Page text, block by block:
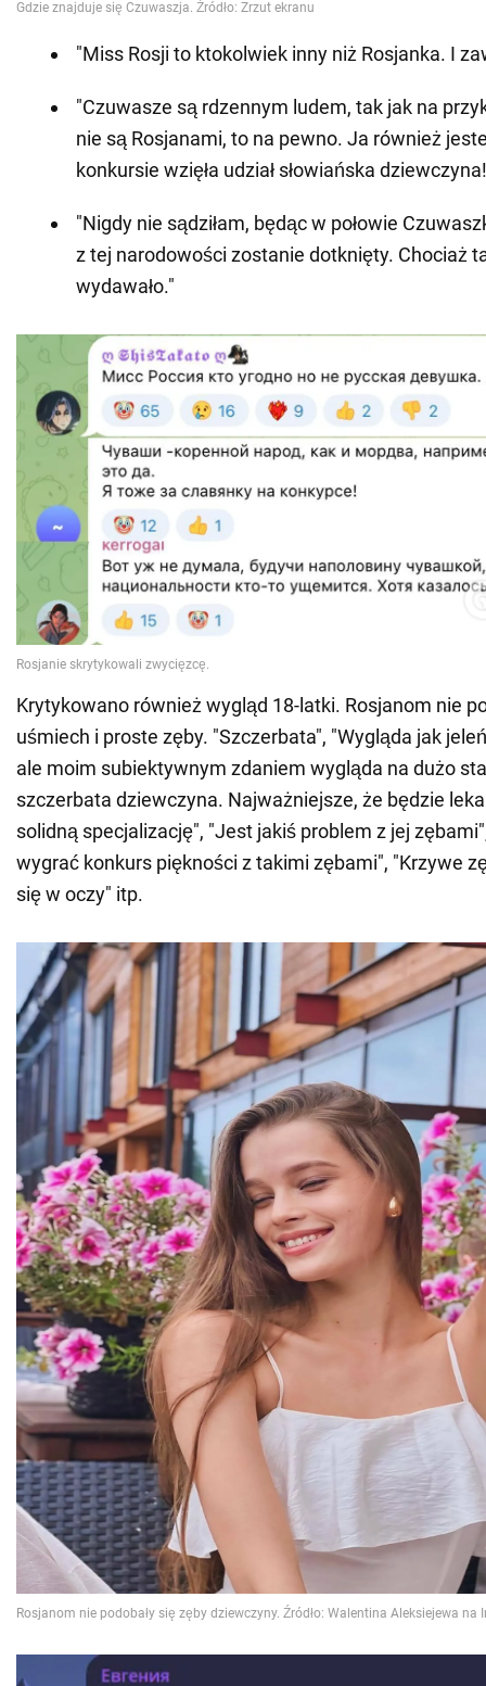
"Miss Rosji to ktokolwiek inny niż Rosjanka. I
"Czuwasze są rdzennym ludem, tak jak na
nie są Rosjanami, to na pewno. Ja również
konkursie wzięła udział słowiańska
"Nigdy nie sądziłam, będąc w połowie
z tej narodowości zostanie dotknięty. Chociaż
wydawało."
Krytykowano również wygląd 18-latki. Rosjanom nie
uśmiech i proste zęby. "Szczerbata", "Wygląda jak
ale moim subiektywnym zdaniem wygląda na dużo
szczerbata dziewczyna. Najważniejsze, że będzie
solidną specjalizację", "Jest jakiś problem z jej
wygrać konkurs piękności z takimi zębami", "Krzywe
się w oczy" itp.